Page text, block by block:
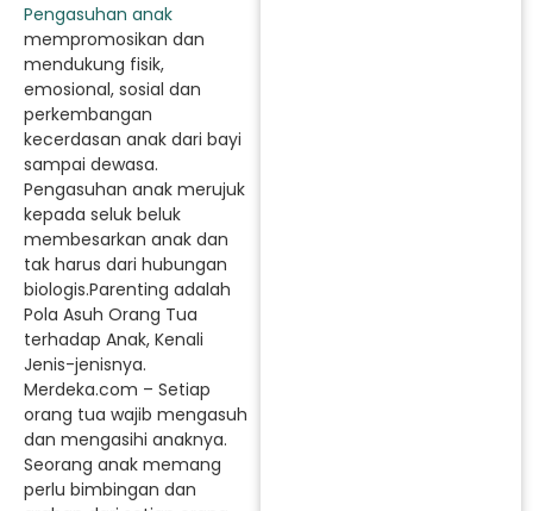
Pengasuhan anak
mempromosikan dan
mendukung fisik,
emosional, sosial dan
perkembangan
kecerdasan anak dari bayi
sampai dewasa.
Pengasuhan anak merujuk
kepada seluk beluk
membesarkan anak dan
tak harus dari hubungan
biologis.Parenting adalah
Pola Asuh Orang Tua
terhadap Anak, Kenali
Jenis-jenisnya.
Merdeka.com – Setiap
orang tua wajib mengasuh
dan mengasihi anaknya.
Seorang anak memang
perlu bimbingan dan